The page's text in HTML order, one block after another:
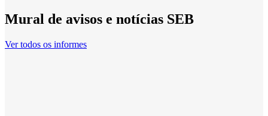
Mural de avisos e notícias SEB
Ver todos os informes